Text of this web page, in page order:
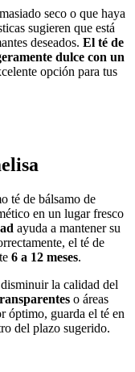
seco o que haya
sugieren que está
deseados. El té de
dulce con un
opción para tus
té de bálsamo de
en un lugar fresco
ayuda a mantener su
el té de
6 a 12 meses.
la calidad del
o áreas
óptimo, guarda el té en
del plazo sugerido.